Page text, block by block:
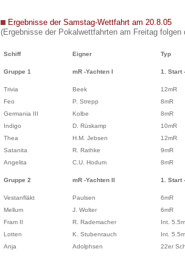
Ergebnisse der Samstag-Wettfahrt am 20.8.05
(Ergebnisse der Pokalwettfahrten am Freitag folgen
Schiff Eigner Typ
Gruppe 1 mR -Yachten I 1. Start -
Trivia Beek
12mR
Feo
P. Strepp
8mR
Germania III
Kolbe
8mR
Indigo
D. Rüskamp
10mR
Thea
H.M. Jebsen
12mR
Satanita
R. Rathke
9mR
Angelita
C.U. Hodum 8mR
Gruppe 2 mR -Yachten II 1. Start -
Vestanfläkt Paulsen
6mR
Mellum
J. Wolter
6mR
Fram II
R. Rademacher
Int. 5.5m
Lotten
K. Stubenrauch
Int. 5.5m
Anja
Adolphsen 22er